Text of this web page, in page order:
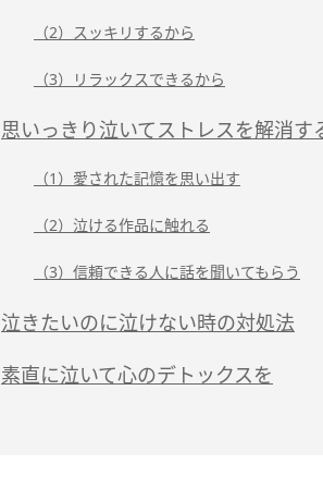
（2）スッキリするから
（3）リラックスできるから
思いっきり泣いてストレスを解消す
（1）愛された記憶を思い出す
（2）泣ける作品に触れる
（3）信頼できる人に話を聞いてもらう
泣きたいのに泣けない時の対処法
素直に泣いて心のデトックスを